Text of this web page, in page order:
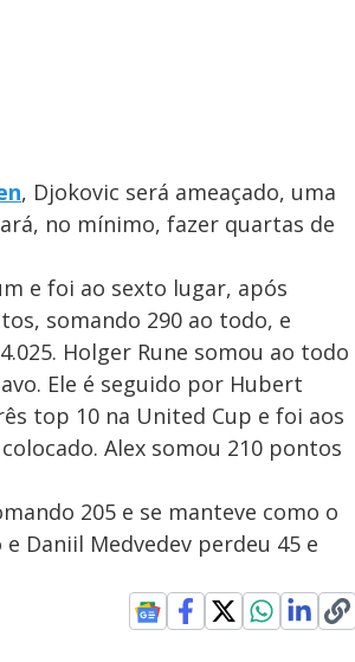
, Djokovic será ameaçado, uma
no mínimo, fazer quartas de
e foi ao sexto lugar, após
somando 290 ao todo, e
Holger Rune somou ao todo
Ele é seguido por Hubert
top 10 na United Cup e foi aos
Alex somou 210 pontos
205 e se manteve como o
Daniil Medvedev perdeu 45 e